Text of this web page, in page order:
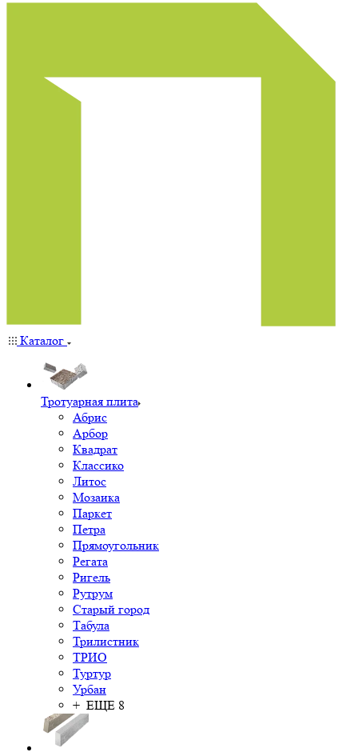
Каталог
Тротуарная плита
Абрис
Арбор
Квадрат
Классико
Литос
Мозаика
Паркет
Петра
Прямоугольник
Регата
Ригель
Рутрум
Старый город
Табула
Трилистник
ТРИО
Туртур
Урбан
+ ЕЩЕ 8